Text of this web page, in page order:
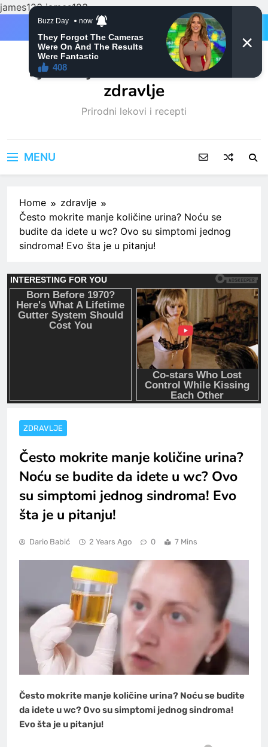
james123james123
Ljubitelji mačaka i Prirodno
zdravlje
Prirodni lekovi i recepti
MENU
Home
zdravlje
Često mokrite manje količine urina? Noću se
budite da idete u wc? Ovo su simptomi jednog
sindroma! Evo šta je u pitanju!
ZDRAVLJE
Često mokrite manje količine urina?
Noću se budite da idete u wc? Ovo
su simptomi jednog sindroma! Evo
šta je u pitanju!
Dario Babić 2 Years Ago 0 7 Mins
Često mokrite manje količine urina? Noću se budite
da idete u wc? Ovo su simptomi jednog sindroma!
Evo šta je u pitanju!